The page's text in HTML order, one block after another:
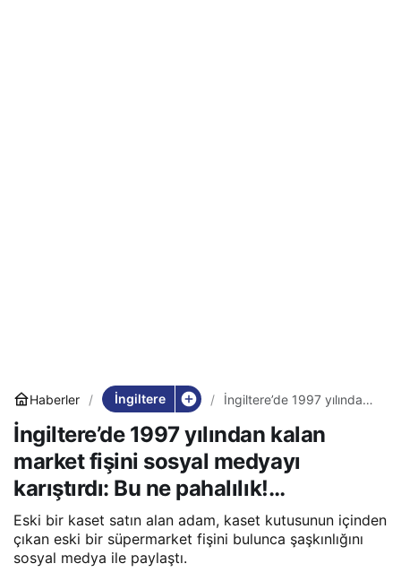
Haberler İngiltere
İngiltere’de 1997 yılından
medyayı karıştırdı: Bu ne
pahalılık!…
İngiltere’de 1997 yılından kalan
market fişini sosyal medyayı
karıştırdı: Bu ne pahalılık!…
Eski bir kaset satın alan adam, kaset kutusunun içinden
çıkan eski bir süpermarket fişini bulunca şaşkınlığını
sosyal medya ile paylaştı.